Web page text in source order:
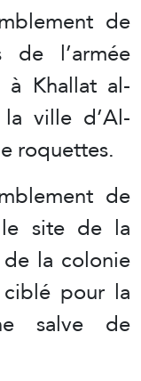
de
l’armée
Khallat al-
ville d’Al-
roquettes.
de
le site de la
la colonie
pour la
salve de